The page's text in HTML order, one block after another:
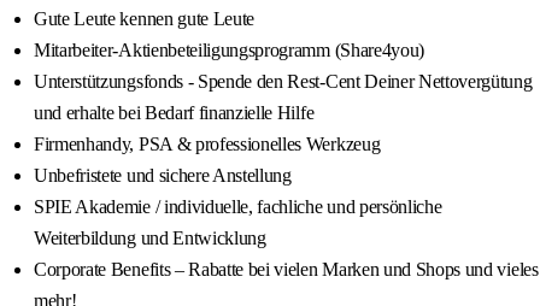
Gute Leute kennen gute Leute
Mitarbeiter-Aktienbeteiligungsprogramm (Share4you)
Unterstützungsfonds - Spende den Rest-Cent Deiner Nettovergütung
und erhalte bei Bedarf finanzielle Hilfe
Firmenhandy, PSA & professionelles Werkzeug
Unbefristete und sichere Anstellung
SPIE Akademie / individuelle, fachliche und persönliche
Weiterbildung und Entwicklung
Corporate Benefits – Rabatte bei vielen Marken und Shops und vieles
mehr!